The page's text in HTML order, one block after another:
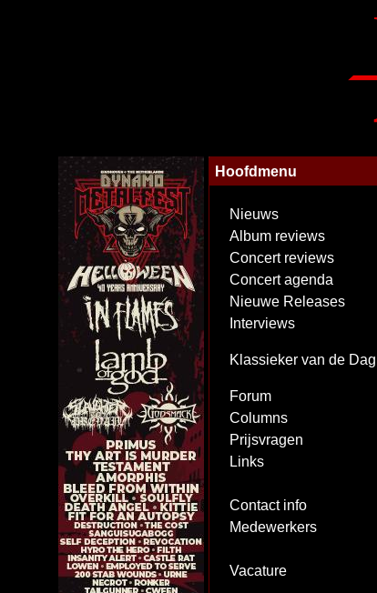
Hoofdmenu
Nieuws
Album reviews
Concert reviews
Concert agenda
Nieuwe Releases
Interviews
Klassieker van de Dag
Forum
Columns
Prijsvragen
Links
Contact info
Medewerkers
Vacature